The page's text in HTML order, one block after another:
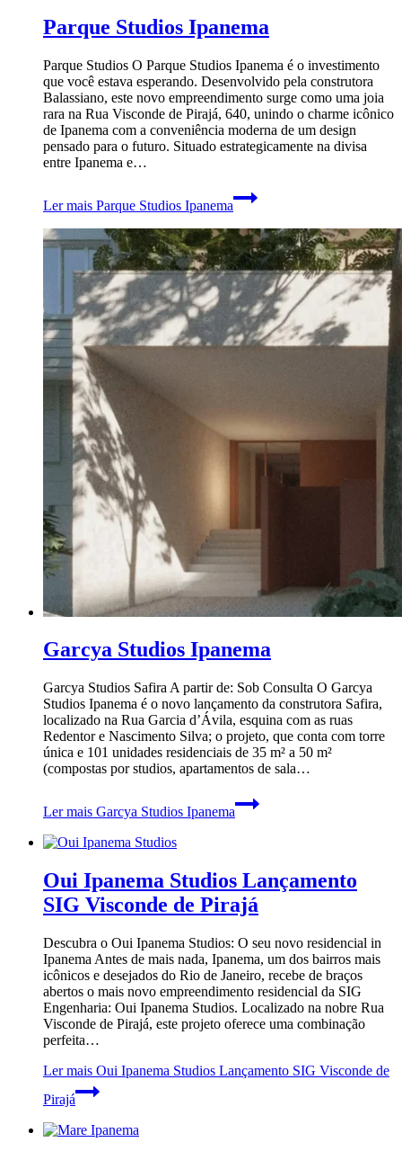
Parque Studios Ipanema
Parque Studios O Parque Studios Ipanema é o investimento
que você estava esperando. Desenvolvido pela construtora
Balassiano, este novo empreendimento surge como uma joia
rara na Rua Visconde de Pirajá, 640, unindo o charme icônico
de Ipanema com a conveniência moderna de um design
pensado para o futuro. Situado estrategicamente na divisa
entre Ipanema e…
Ler mais Parque Studios Ipanema
Garcya Studios Ipanema
Garcya Studios Safira A partir de: Sob Consulta O Garcya
Studios Ipanema é o novo lançamento da construtora Safira,
localizado na Rua Garcia d’Ávila, esquina com as ruas
Redentor e Nascimento Silva; o projeto, que conta com torre
única e 101 unidades residenciais de 35 m² a 50 m²
(compostas por studios, apartamentos de sala…
Ler mais Garcya Studios Ipanema
Oui Ipanema Studios Lançamento
SIG Visconde de Pirajá
Descubra o Oui Ipanema Studios: O seu novo residencial in
Ipanema Antes de mais nada, Ipanema, um dos bairros mais
icônicos e desejados do Rio de Janeiro, recebe de braços
abertos o mais novo empreendimento residencial da SIG
Engenharia: Oui Ipanema Studios. Localizado na nobre Rua
Visconde de Pirajá, este projeto oferece uma combinação
perfeita…
Ler mais Oui Ipanema Studios Lançamento SIG Visconde de
Pirajá